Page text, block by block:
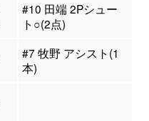
#10 田端 2Pシュー
ト○(2点)
#7 牧野 アシスト(1
本)